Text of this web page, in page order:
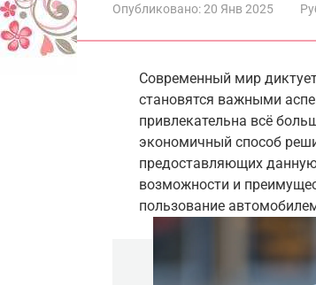
Опубликовано:20 Янв 2025
Современный мир
становятся важными
привлекательна всё
экономичный способ
предоставляющих данную
возможности и
пользование